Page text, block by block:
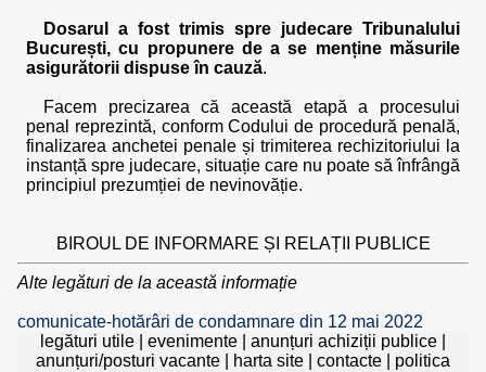
Dosarul a fost trimis spre judecare Tribunalului
București, cu propunere de a se menține măsurile
asigurătorii dispuse în cauză.
Facem precizarea că această etapă a procesului
penal reprezintă, conform Codului de procedură penală,
finalizarea anchetei penale și trimiterea rechizitoriului la
instanță spre judecare, situație care nu poate să înfrângă
principiul prezumției de nevinovăție.
BIROUL DE INFORMARE ȘI RELAȚII PUBLICE
Alte legături de la această informație
comunicate-hotărâri de condamnare din 12 mai 2022
legături utile
evenimente anunțuri achiziții publice
anunțuri/posturi vacante
harta site contacte
politica